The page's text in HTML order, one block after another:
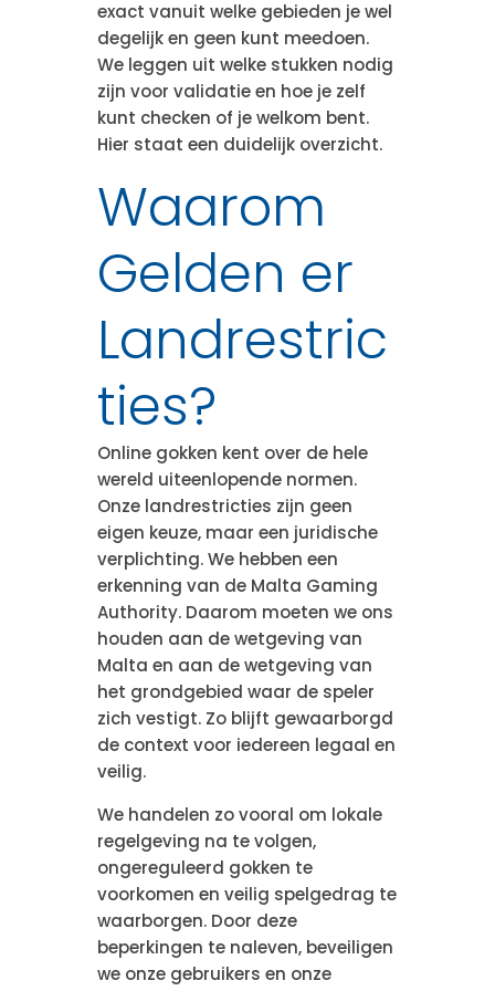
exact vanuit welke gebieden je wel
degelijk en geen kunt meedoen.
We leggen uit welke stukken nodig
zijn voor validatie en hoe je zelf
kunt checken of je welkom bent.
Hier staat een duidelijk overzicht.
Waarom
Gelden er
Landrestric
ties?
Online gokken kent over de hele
wereld uiteenlopende normen.
Onze landrestricties zijn geen
eigen keuze, maar een juridische
verplichting. We hebben een
erkenning van de Malta Gaming
Authority. Daarom moeten we ons
houden aan de wetgeving van
Malta en aan de wetgeving van
het grondgebied waar de speler
zich vestigt. Zo blijft gewaarborgd
de context voor iedereen legaal en
veilig.
We handelen zo vooral om lokale
regelgeving na te volgen,
ongereguleerd gokken te
voorkomen en veilig spelgedrag te
waarborgen. Door deze
beperkingen te naleven, beveiligen
we onze gebruikers en onze